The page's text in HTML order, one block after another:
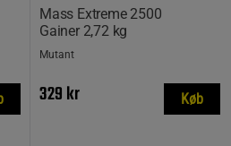
Mass Extreme 2500
Gainer 2,72 kg
Mutant
329 kr Køb